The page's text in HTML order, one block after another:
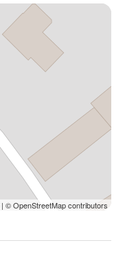
| © OpenStreetMap contributors